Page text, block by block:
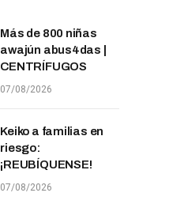
Más de 800 niñas
awajún abus4das |
CENTRÍFUGOS
07/08/2026
Keiko a familias en
riesgo:
¡REUBÍQUENSE!
07/08/2026